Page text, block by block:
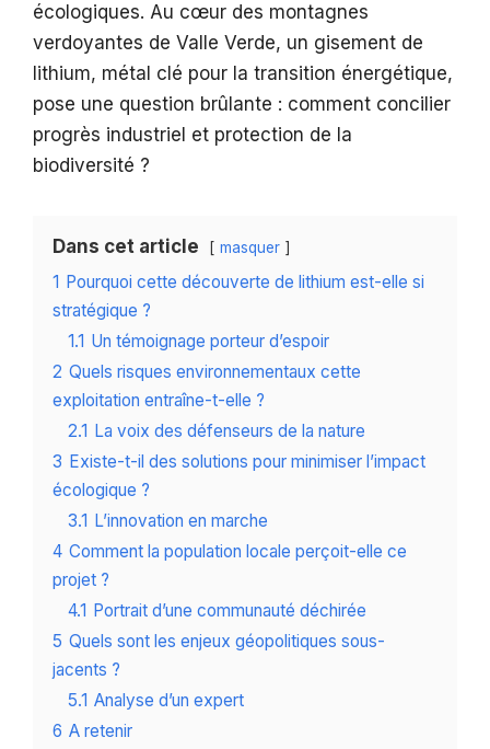
écologiques. Au cœur des montagnes
verdoyantes de Valle Verde, un gisement de
lithium, métal clé pour la transition énergétique,
pose une question brûlante : comment concilier
progrès industriel et protection de la
biodiversité ?
Dans cet article masquer
1 Pourquoi cette découverte de lithium est-elle si
stratégique ?
1.1 Un témoignage porteur d’espoir
2 Quels risques environnementaux cette
exploitation entraîne-t-elle ?
2.1 La voix des défenseurs de la nature
3 Existe-t-il des solutions pour minimiser l’impact
écologique ?
3.1 L’innovation en marche
4 Comment la population locale perçoit-elle ce
projet ?
4.1 Portrait d’une communauté déchirée
5 Quels sont les enjeux géopolitiques sous-
jacents ?
5.1 Analyse d’un expert
6 A retenir